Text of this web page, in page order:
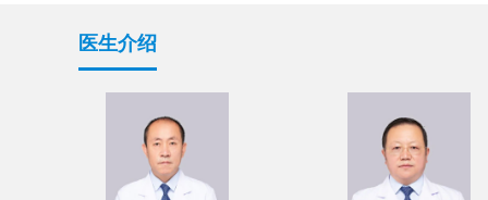
医生介绍